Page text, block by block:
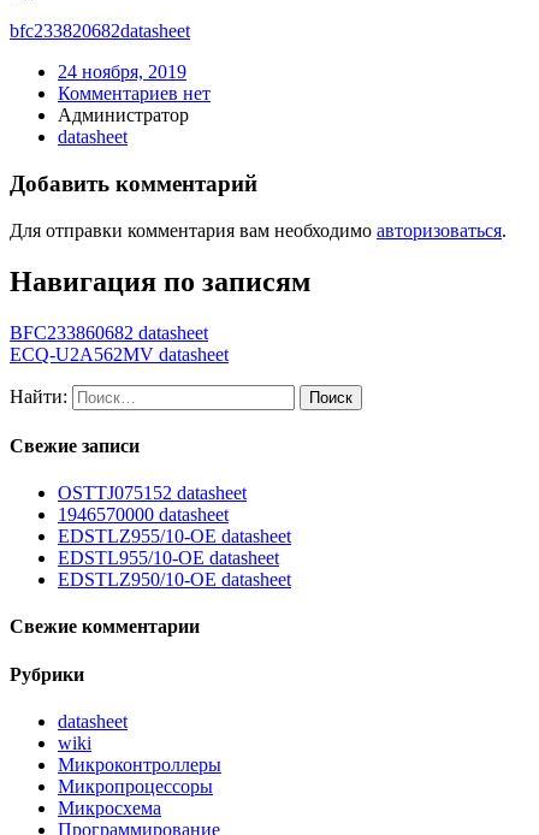
bfc233820682datasheet
24 ноября, 2019
Комментариев нет
Администратор
datasheet
Добавить комментарий
Для отправки комментария вам необходимо авторизоваться.
Навигация по записям
BFC233860682 datasheet
ECQ-U2A562MV datasheet
Найти:
Свежие записи
OSTTJ075152 datasheet
1946570000 datasheet
EDSTLZ955/10-OE datasheet
EDSTL955/10-OE datasheet
EDSTLZ950/10-OE datasheet
Свежие комментарии
Рубрики
datasheet
wiki
Микроконтроллеры
Микропроцессоры
Микросхема
Программирование